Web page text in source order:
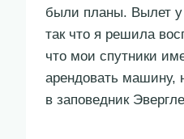
были планы. Вылет
так что я решила
что мои спутники
арендовать машину,
в заповедник